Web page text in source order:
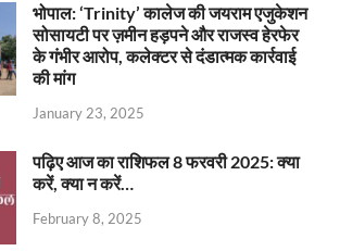
भोपाल: ‘Trinity’ कालेज की जयराम एजुकेशन
सोसायटी पर ज़मीन हड़पने और राजस्व हेरफेर
के गंभीर आरोप, कलेक्टर से दंडात्मक कार्रवाई
की मांग
January 23, 2025
पढ़िए आज का राशिफल 8 फरवरी 2025: क्या
करें, क्या न करें…
February 8, 2025